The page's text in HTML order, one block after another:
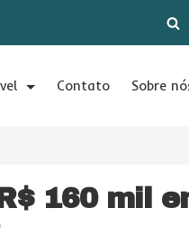
Contato Sobre
160 mil